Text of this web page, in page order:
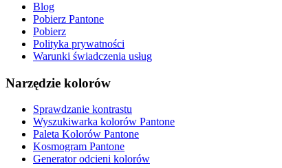
Blog
Pobierz Pantone
Pobierz
Polityka prywatności
Warunki świadczenia usług
Narzędzie kolorów
Sprawdzanie kontrastu
Wyszukiwarka kolorów Pantone
Paleta Kolorów Pantone
Kosmogram Pantone
Generator odcieni kolorów